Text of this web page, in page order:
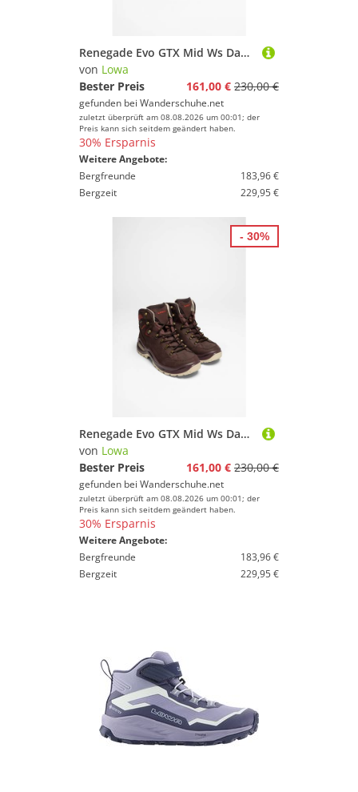
Renegade Evo GTX Mid Ws Damen (Altrosa/Ton)
von Lowa
Bester Preis
161,00 € 230,00 €
gefunden bei Wanderschuhe.net
zuletzt überprüft am 08.08.2026 um 00:01; der
Preis kann sich seitdem geändert haben.
30% Ersparnis
Weitere Angebote:
Bergfreunde
183,96 €
Bergzeit
229,95 €
Renegade Evo GTX Mid Ws Damen (Altrosa/Ton)
von Lowa
Bester Preis
161,00 € 230,00 €
gefunden bei Wanderschuhe.net
zuletzt überprüft am 08.08.2026 um 00:01; der
Preis kann sich seitdem geändert haben.
30% Ersparnis
Weitere Angebote:
Bergfreunde
183,96 €
Bergzeit
229,95 €
- 30%